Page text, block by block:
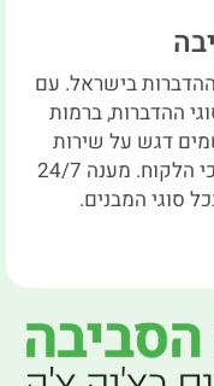
בישראל. עם
ההדברות, ברמות
דגש על שירות
מקצועי ואדיב, בהתאמה מלאה לצרכי הלקוח. מענה 24/7
סוגי המבנים.